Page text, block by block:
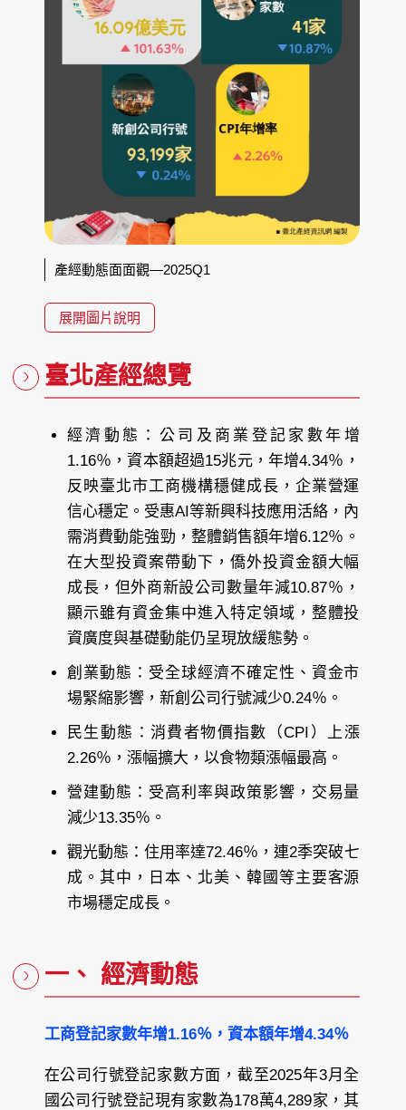
產經動態面面觀—2025Q1
展開圖片說明
臺北產經總覽
經濟動態：公司及商業登記家數年增
1.16％，資本額超過15兆元，年增4.34％，
反映臺北市工商機構穩健成長，企業營運
信心穩定。受惠AI等新興科技應用活絡，內
需消費動能強勁，整體銷售額年增6.12％。
在大型投資案帶動下，僑外投資金額大幅
成長，但外商新設公司數量年減10.87％，
顯示雖有資金集中進入特定領域，整體投
資廣度與基礎動能仍呈現放緩態勢。
創業動態：受全球經濟不確定性、資金市
場緊縮影響，新創公司行號減少0.24％。
民生動態：消費者物價指數（CPI）上漲
2.26％，漲幅擴大，以食物類漲幅最高。
營建動態：受高利率與政策影響，交易量
減少13.35％。
觀光動態：住用率達72.46％，連2季突破七
成。其中，日本、北美、韓國等主要客源
市場穩定成長。
一、 經濟動態
工商登記家數年增1.16％，資本額年增4.34％
在公司行號登記家數方面，截至2025年3月全
國公司行號登記現有家數為178萬4,289家，其